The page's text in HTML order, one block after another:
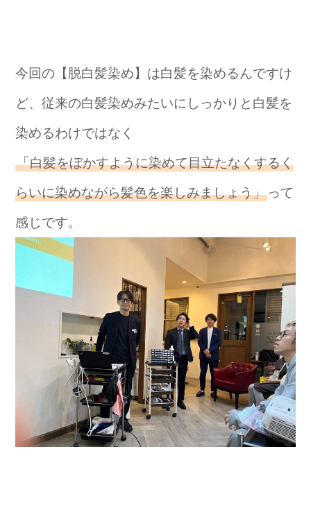
今回の【脱白髪染め】は白髪を染めるんですけ
ど、従来の白髪染めみたいにしっかりと白髪を
染めるわけではなく
「白髪をぼかすように染めて目立たなくするく
らいに染めながら髪色を楽しみましょう」 って
感じです。